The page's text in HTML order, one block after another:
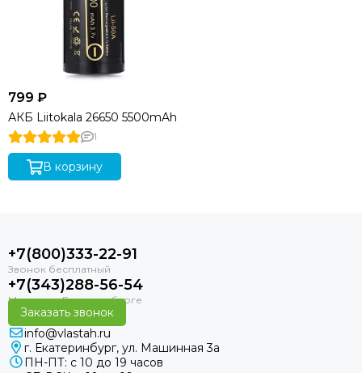
799 ₽
АКБ Liitokala 26650 5500mAh
1
В корзину
+7(800)333-22-91
+7(343)288-56-54
Заказать звонок
info@vlastah.ru
г. Екатеринбург, ул. Машинная 3а
ПН-ПТ: с 10 до 19 часов